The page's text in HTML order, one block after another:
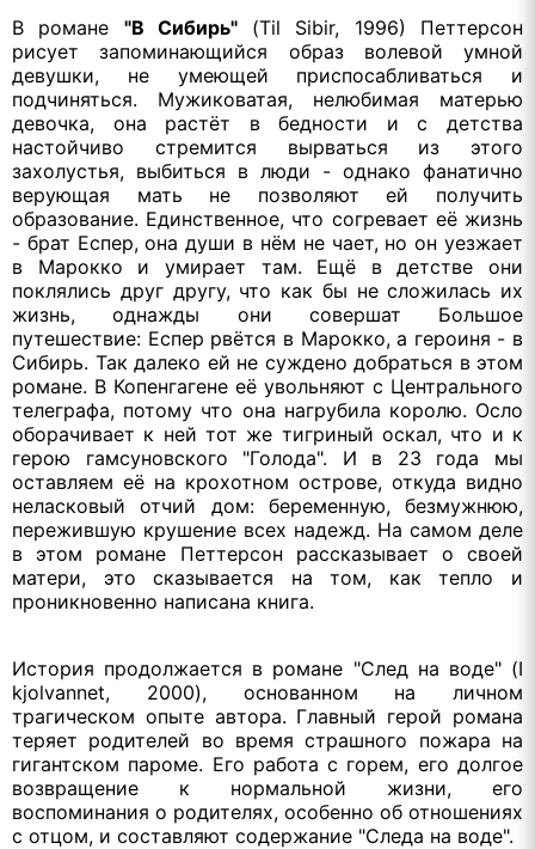
В романе "В Сибирь"(Til Sibir, 1996) Петтерсон
рисует запоминающийся образ волевой умной
девушки, не умеющей приспосабливаться и
подчиняться. Мужиковатая, нелюбимая матерью
девочка, она растёт в бедности и с детства
настойчиво стремится вырваться из этого
захолустья, выбиться в люди - однако фанатично
верующая мать не позволяют ей получить
образование. Единственное, что согревает её жизнь
- брат Еспер, она души в нём не чает, но он уезжает
в Марокко и умирает там. Ещё в детстве они
поклялись друг другу, что как бы не сложилась их
жизнь, однажды они совершат Большое
путешествие: Еспер рвётся в Марокко, а героиня - в
Сибирь. Так далеко ей не суждено добраться в этом
романе. В Копенгагене её увольняют с Центрального
телеграфа, потому что она нагрубила королю. Осло
оборачивает к ней тот же тигриный оскал, что и к
герою гамсуновского "Голода". И в 23 года мы
оставляем её на крохотном острове, откуда видно
неласковый отчий дом: беременную, безмужнюю,
пережившую крушение всех надежд. На самом деле
в этом романе Петтерсон рассказывает о своей
матери, это сказывается на том, как тепло и
проникновенно написана книга.
История продолжается в романе "След на воде" (I
kjolvannet, 2000), основанном на личном
трагическом опыте автора. Главный герой романа
теряет родителей во время страшного пожара на
гигантском пароме. Его работа с горем, его долгое
возвращение к нормальной жизни, его
воспоминания о родителях, особенно об отношениях
с отцом, и составляют содержание "Следа на воде".